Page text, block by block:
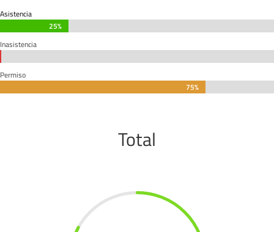
Asistencia
25%
25%
Inasistencia
Permiso
75%
75%
Total